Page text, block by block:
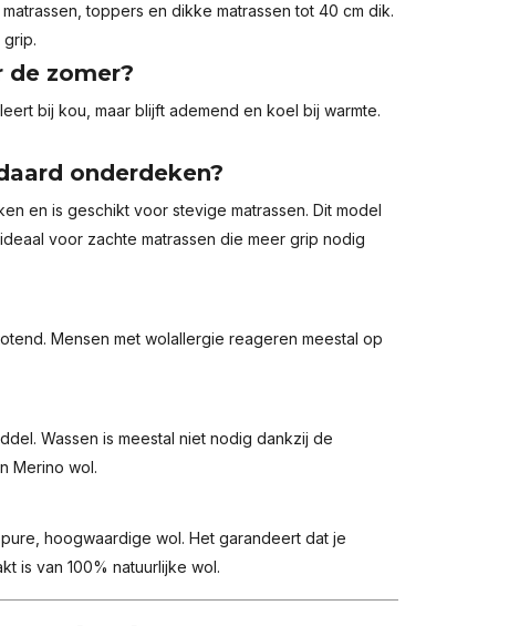
toppers en dikke matrassen tot 40 cm dik.
de zomer?
bij kou, maar blijft ademend en koel bij warmte.
onderdeken?
en is geschikt voor stevige matrassen. Dit model
voor zachte matrassen die meer grip nodig
Mensen met wolallergie reageren meestal op
Wassen is meestal niet nodig dankzij de
Merino wol.
hoogwaardige wol. Het garandeert dat je
is van 100% natuurlijke wol.